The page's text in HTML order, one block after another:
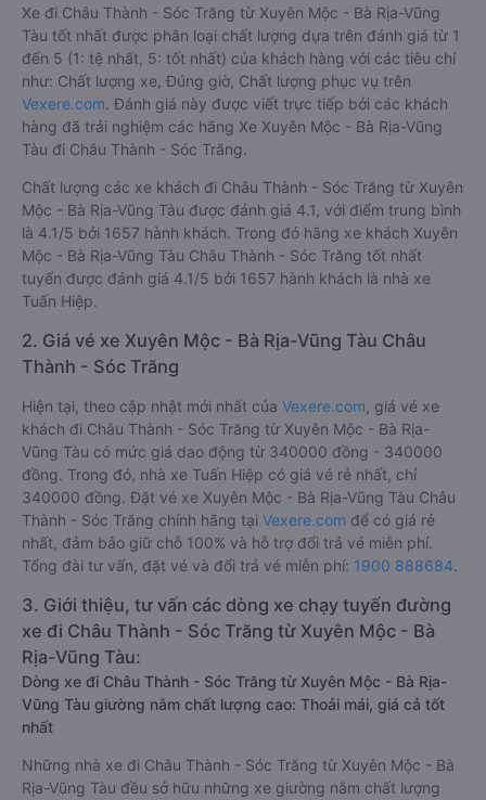
Xe đi Châu Thành - Sóc Trăng từ Xuyên Mộc - Bà Rịa-Vũng
Tàu tốt nhất được phân loại chất lượng dựa trên đánh giá từ 1
đến 5 (1: tệ nhất, 5: tốt nhất) của khách hàng với các tiêu chí
như: Chất lượng xe, Đúng giờ, Chất lượng phục vụ trên
Vexere.com. Đánh giá này được viết trực tiếp bởi các khách
hàng đã trải nghiệm các hãng Xe Xuyên Mộc - Bà Rịa-Vũng
Tàu đi Châu Thành - Sóc Trăng.
Chất lượng các xe khách đi Châu Thành - Sóc Trăng từ Xuyên
Mộc - Bà Rịa-Vũng Tàu được đánh giá 4.1, với điểm trung bình
là 4.1/5 bởi 1657 hành khách. Trong đó hãng xe khách Xuyên
Mộc - Bà Rịa-Vũng Tàu Châu Thành - Sóc Trăng tốt nhất
tuyến được đánh giá 4.1/5 bởi 1657 hành khách là nhà xe
Tuấn Hiệp.
2. Giá vé xe Xuyên Mộc - Bà Rịa-Vũng Tàu Châu
Thành - Sóc Trăng
Hiện tại, theo cập nhật mới nhất của Vexere.com , giá vé xe
khách đi Châu Thành - Sóc Trăng từ Xuyên Mộc - Bà Rịa-
Vũng Tàu có mức giá dao động từ 340000 đồng - 340000
đồng. Trong đó, nhà xe Tuấn Hiệp có giá vé rẻ nhất, chỉ
340000 đồng. Đặt vé xe Xuyên Mộc - Bà Rịa-Vũng Tàu Châu
Thành - Sóc Trăng chính hãng tại Vexere.com để có giá rẻ
nhất, đảm bảo giữ chỗ 100% và hỗ trợ đổi trả vé miễn phí.
Tổng đài tư vấn, đặt vé và đổi trả vé miễn phí: 1900 888684.
3. Giới thiệu, tư vấn các dòng xe chạy tuyến đường
xe đi Châu Thành - Sóc Trăng từ Xuyên Mộc - Bà
Rịa-Vũng Tàu:
Dòng xe đi Châu Thành - Sóc Trăng từ Xuyên Mộc - Bà Rịa-
Vũng Tàu giường nằm chất lượng cao: Thoải mái, giá cả tốt
nhất
Những nhà xe đi Châu Thành - Sóc Trăng từ Xuyên Mộc - Bà
Rịa-Vũng Tàu đều sở hữu những xe giường nằm chất lượng